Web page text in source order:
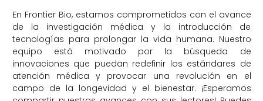
En Frontier Bio, estamos comprometidos con el avance
de la investigación médica y la introducción de
tecnologías para prolongar la vida humana. Nuestro
equipo está motivado por la búsqueda de
innovaciones que puedan redefinir los estándares de
atención médica y provocar una revolución en el
campo de la longevidad y el bienestar. ¡Esperamos